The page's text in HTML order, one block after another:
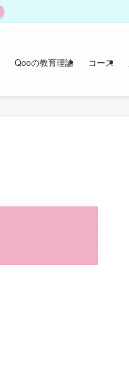
Qooの教育理論 コース